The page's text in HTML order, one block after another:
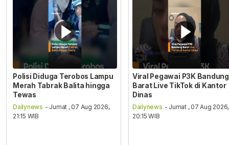
Polisi Diduga Terobos Lampu
Merah Tabrak Balita hingga
Tewas
Dailynews - Jumat , 07 Aug 2026,
21:15 WIB
Viral Pegawai P3K Bandung
Barat Live TikTok di Kantor
Dinas
Dailynews - Jumat , 07 Aug 2026,
20:15 WIB